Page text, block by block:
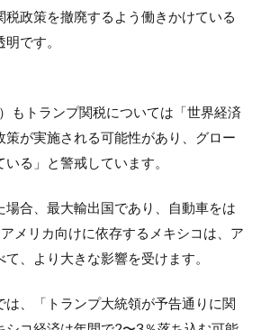
税政策を撤廃するよう働きかけている
です。
もトランプ関税については「世界経済
策が実施される可能性があり、グロー
る」と警戒しています。
場合、最大輸出国であり、自動車をは
メリカ向けに依存するメキシコは、ア
、より大きな影響を受けます。
は、「トランプ大統領が予告通りに関